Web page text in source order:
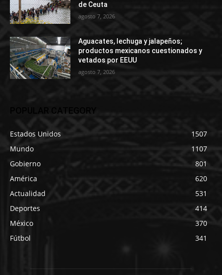
de Ceuta
agosto 7, 2026
Aguacates, lechuga y jalapeños;
productos mexicanos cuestionados y
vetados por EEUU
agosto 7, 2026
POPULAR CATEGORY
Estados Unidos
1507
Mundo
1107
Gobierno
801
América
620
Actualidad
531
Deportes
414
México
370
Fútbol
341